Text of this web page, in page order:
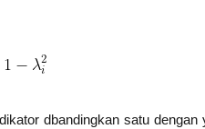
dbandingkan satu dengan